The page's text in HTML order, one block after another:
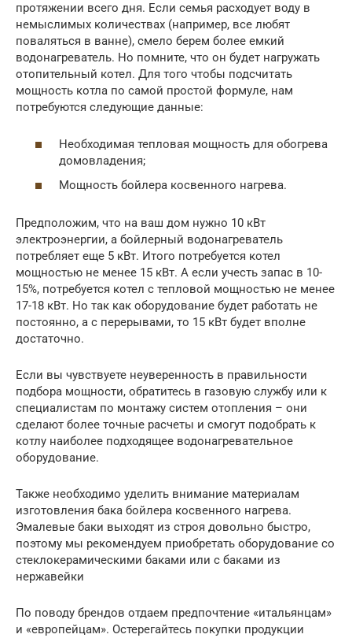
протяжении всего дня. Если семья расходует воду в
немыслимых количествах (например, все любят
поваляться в ванне), смело берем более емкий
водонагреватель. Но помните, что он будет нагружать
отопительный котел. Для того чтобы подсчитать
мощность котла по самой простой формуле, нам
потребуются следующие данные:
Необходимая тепловая мощность для обогрева
домовладения;
Мощность бойлера косвенного нагрева.
Предположим, что на ваш дом нужно 10 кВт
электроэнергии, а бойлерный водонагреватель
потребляет еще 5 кВт. Итого потребуется котел
мощностью не менее 15 кВт. А если учесть запас в 10-
15%, потребуется котел с тепловой мощностью не менее
17-18 кВт. Но так как оборудование будет работать не
постоянно, а с перерывами, то 15 кВт будет вполне
достаточно.
Если вы чувствуете неуверенность в правильности
подбора мощности, обратитесь в газовую службу или к
специалистам по монтажу систем отопления – они
сделают более точные расчеты и смогут подобрать к
котлу наиболее подходящее водонагревательное
оборудование.
Также необходимо уделить внимание материалам
изготовления бака бойлера косвенного нагрева.
Эмалевые баки выходят из строя довольно быстро,
поэтому мы рекомендуем приобретать оборудование со
стеклокерамическими баками или с баками из
нержавейки
По поводу брендов отдаем предпочтение «итальянцам»
и «европейцам». Остерегайтесь покупки продукции